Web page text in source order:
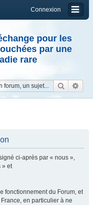
Connexion
pour les
par une
rare
ci-après par « nous »,
» et
fonctionnement du Forum, et
en particulier à ne